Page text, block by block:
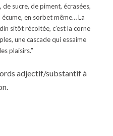
de sucre, de piment, écrasées,
en sorbet même… La
sitôt récoltée, c’est la corne
une cascade qui essaime
plaisirs.”
adjectif/substantif à